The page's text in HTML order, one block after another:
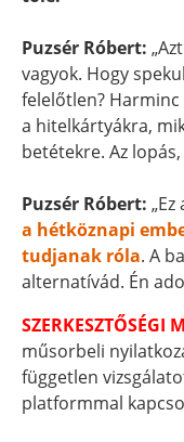
Puzsér Róbert:
vagyok. Hogy
felelőtlen?
a hitelkártyákra,
betétekre. Az
Puzsér Róbert:
a hétköznapi
tudjanak róla. A
alternatívád. Én
SZERKESZTŐSÉGI
műsorbeli
független
platformmal